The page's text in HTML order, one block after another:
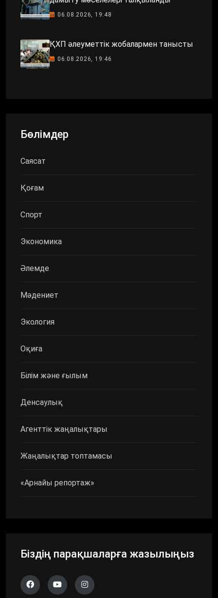
06.08.2026, 19:48
ҚХП әлеуметтік жобалармен танысты
06.08.2026, 19:46
Бөлімдер
Саясат
Қоғам
Спорт
Экономика
Әлемде
Мәдениет
Экология
Оқиға
Білім және ғылым
Денсаулық
Агенттік жаңалықтары
Жаңалықтар топтамасы
«Арнайы репортаж»
Біздің парақшаларға жазылыңыз